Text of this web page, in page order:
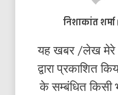
निशाकांत
यह खबर /लेख मेरे (
द्वारा प्रकाशित
के सम्बंधित किसी